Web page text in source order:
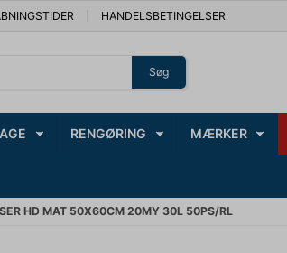
HANDELSBETINGELSER
Søg
RENGØRING MÆRKER
HD MAT 50X60CM 20MY 30L 50PS/RL